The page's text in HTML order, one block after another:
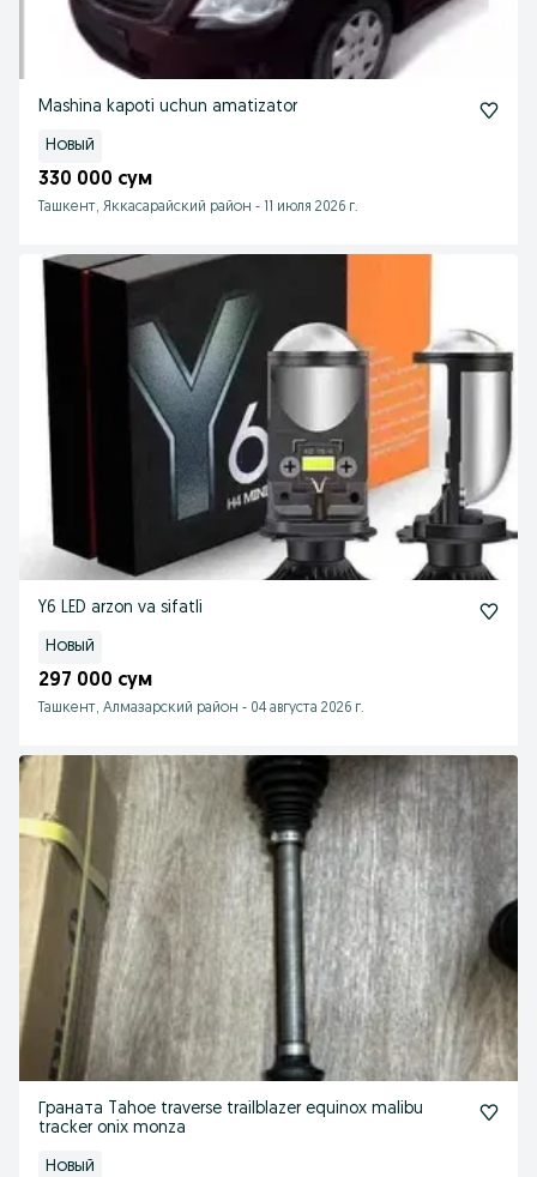
Mashina kapoti uchun amatizator
Новый
330 000 сум
Ташкент, Яккасарайский район - 11 июля 2026 г.
Y6 LED arzon va sifatli
Новый
297 000 сум
Ташкент, Алмазарский район - 04 августа 2026 г.
Граната Tahoe traverse trailblazer equinox malibu
tracker onix monza
Новый